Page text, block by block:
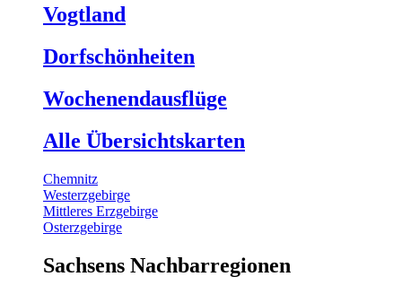
Vogtland
Dorfschönheiten
Wochenendausflüge
Alle Übersichtskarten
Chemnitz
Westerzgebirge
Mittleres Erzgebirge
Osterzgebirge
Sachsens Nachbarregionen